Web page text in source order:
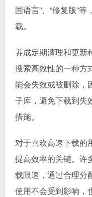
国语言”、“修复版”
载。
养成定期清理和更新
搜索高效性的一种方
能会失效或被删除，
子库，避免下载到失
措施。
对于喜欢高速下载的
提高效率的关键。许
载限速，通过合理分
使用不会受到影响，